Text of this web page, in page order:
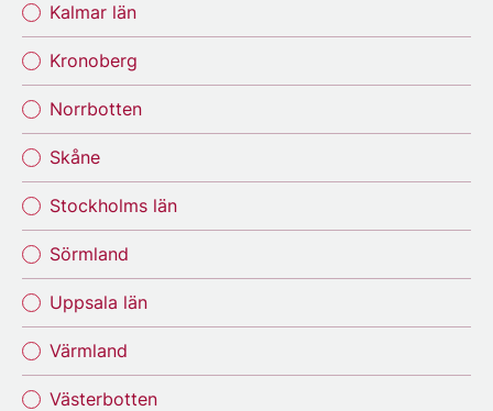
Kalmar län
Kronoberg
Norrbotten
Skåne
Stockholms län
Sörmland
Uppsala län
Värmland
Västerbotten